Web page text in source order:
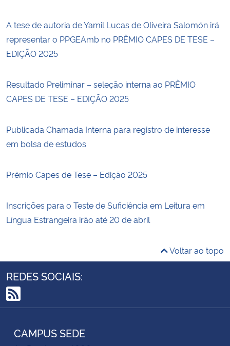
A tese de autoria de Yamil Lucas de Oliveira Salomón irá
representar o PPGEAmb no PRÊMIO CAPES DE TESE –
EDIÇÃO 2025
Resultado Preliminar – seleção interna ao PRÊMIO
CAPES DE TESE – EDIÇÃO 2025
Publicada Chamada Interna para registro de interesse
em bolsa de estudos
Prêmio Capes de Tese – Edição 2025
Inscrições para o Teste de Suficiência em Leitura em
Língua Estrangeira irão até 20 de abril
Voltar ao topo
REDES SOCIAIS:
RSS
CAMPUS SEDE